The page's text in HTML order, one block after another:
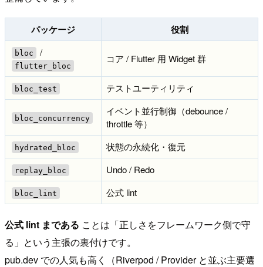
パッケージ 役割
bloc /
flutter_bloc
コア / Flutter 用 Widget 群
bloc_test テストユーティリティ
bloc_concurrency
イベント並行制御（debounce /
throttle 等）
hydrated_bloc 状態の永続化・復元
replay_bloc Undo / Redo
bloc_lint 公式 lint
公式 lint まである ことは「正しさをフレームワーク側で守
る」という主張の裏付けです。
pub.dev での人気も高く（Riverpod / Provider と並ぶ主要選